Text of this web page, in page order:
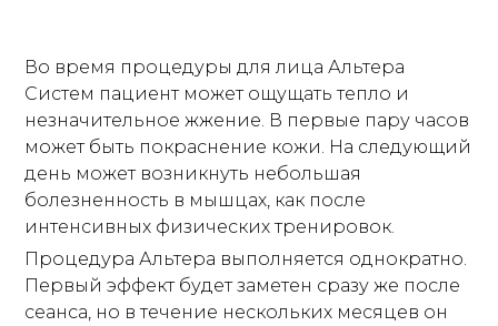
Во время процедуры для лица Альтера
Систем пациент может ощущать тепло и
незначительное жжение. В первые пару часов
может быть покраснение кожи. На следующий
день может возникнуть небольшая
болезненность в мышцах, как после
интенсивных физических тренировок.
Процедура Альтера выполняется однократно.
Первый эффект будет заметен сразу же после
сеанса, но в течение нескольких месяцев он